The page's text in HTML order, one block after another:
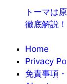
トーマは
徹底解説！
Home
Privacy
免責事項